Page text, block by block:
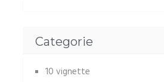
Categorie
10 vignette